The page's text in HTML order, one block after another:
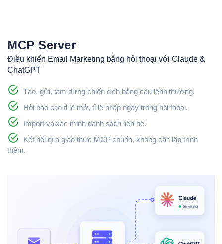
MCP Server
Điều khiển Email Marketing bằng hội thoại với Claude &
ChatGPT
Tạo, gửi, tạm dừng chiến dịch bằng câu lệnh thường.
Hỏi báo cáo tỉ lệ mở, tỉ lệ nhấp ngay trong hội thoại.
Import và xác minh danh sách liên hệ.
Kết nối qua giao thức MCP chuẩn, không cần lập trình
thêm.